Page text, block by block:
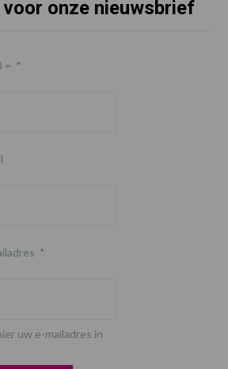
onze nieuwsbrief
= *
*
uw e-mailadres in